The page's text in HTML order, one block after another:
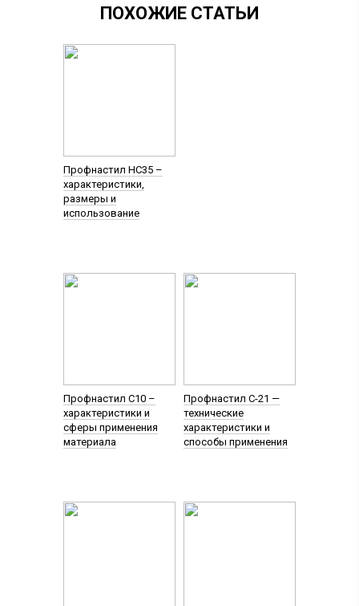
ПОХОЖИЕ СТАТЬИ
Профнастил НС35 –
характеристики,
размеры и
использование
Профнастил С10 –
характеристики и
сферы применения
материала
Профнастил С-21 —
технические
характеристики и
способы применения